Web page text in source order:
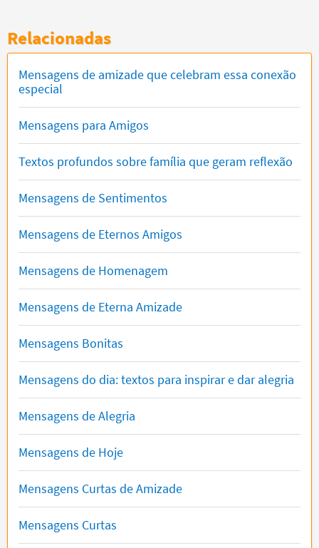
Relacionadas
Mensagens de amizade que celebram essa conexão
especial
Mensagens para Amigos
Textos profundos sobre família que geram reflexão
Mensagens de Sentimentos
Mensagens de Eternos Amigos
Mensagens de Homenagem
Mensagens de Eterna Amizade
Mensagens Bonitas
Mensagens do dia: textos para inspirar e dar alegria
Mensagens de Alegria
Mensagens de Hoje
Mensagens Curtas de Amizade
Mensagens Curtas